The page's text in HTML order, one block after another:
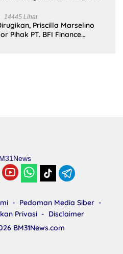
14445 Lihat
Priscilla Marselino
Pihak PT. BFI Finance
Pedoman Media Siber
Privasi
Disclaimer
BM31News.com